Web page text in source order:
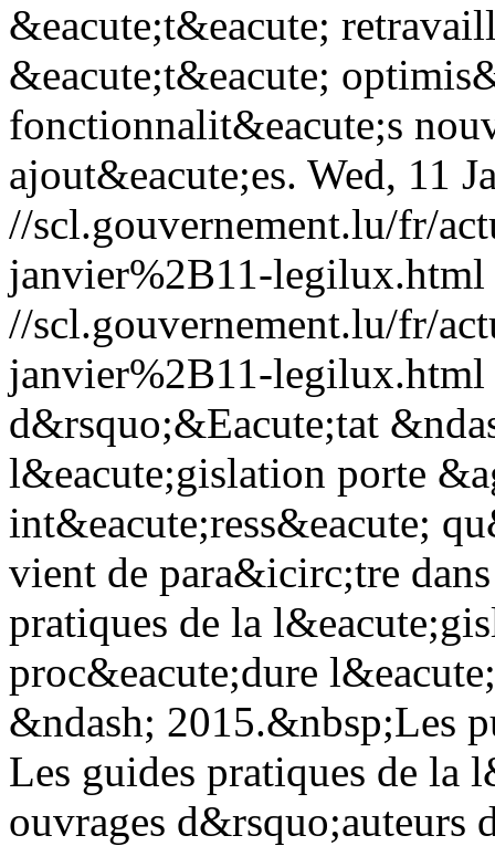
&eacute;t&eacute;
&eacute;t&eacute;
fonctionnalit&eacute;s
ajout&eacute;es. Wed, 11
//scl.gouvernement.lu/fr/
janvier%2B11-legilux.html
//scl.gouvernement.lu/fr/
janvier%2B11-legilux.html
d&rsquo;&Eacute;tat
l&eacute;gislation porte
int&eacute;ress&eacute;
vient de para&icirc;tre
pratiques de la
proc&eacute;dure
&ndash; 2015.&nbsp;Les
Les guides pratiques de la
ouvrages d&rsquo;auteurs